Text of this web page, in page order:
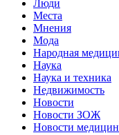
Люди
Места
Мнения
Мода
Народная
Наука
Наука и техника
Недвижимость
Новости
Новости ЗОЖ
Новости